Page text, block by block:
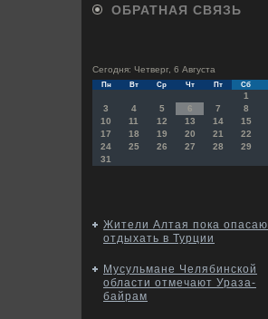
ОБРАТНАЯ СВЯЗЬ
Сегодня: Четверг, 6 Августа
Пн Вт Ср Чт Пт Сб
1
3
4 5 6 7 8
10
11 12 13 14 15
17
18 19 20 21 22
24
25 26 27 28 29
31
Жители Алтая пока
отдыхать в Турции
Мусульмане Челябинской
области отмечают Ураза-
байрам